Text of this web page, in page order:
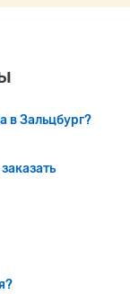
в Зальцбург?